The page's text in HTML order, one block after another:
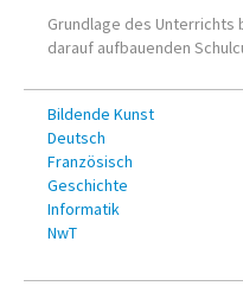
Podcasts
Grundlage des Unterrichts
darauf aufbauenden
Bildende Kunst
Deutsch
Französisch
Geschichte
Informatik
NwT